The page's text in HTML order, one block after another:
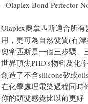
- Olaplex Bond Perfector
Olaplex奧拿匹斯適合所
用，更可為自然髮質(冇
奧拿匹斯是一個三步驟、
世界頂尖PHD's物料及化
創造了不含silicone矽或oils
在化學處理電染過程同時
你的頭髮感覺比以前更好